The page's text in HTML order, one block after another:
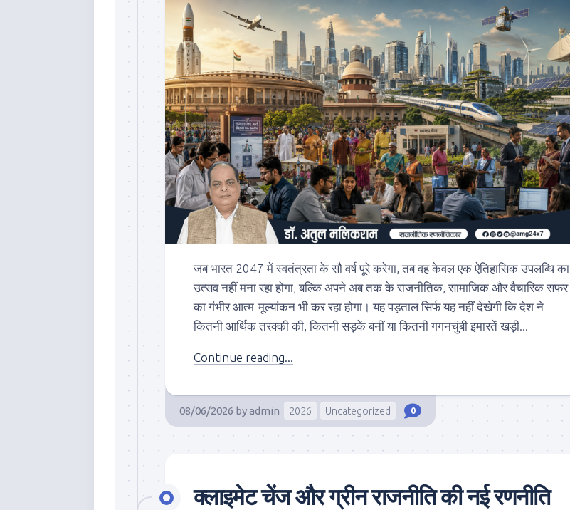
जब भारत 2047 में स्वतंत्रता के सौ वर्ष पूरे करेगा, तब वह केवल एक ऐतिहासिक उपलब्धि का
उत्सव नहीं मना रहा होगा, बल्कि अपने अब तक के राजनीतिक, सामाजिक और वैचारिक सफर
का गंभीर आत्म-मूल्यांकन भी कर रहा होगा। यह पड़ताल सिर्फ यह नहीं देखेगी कि देश ने
कितनी आर्थिक तरक्की की, कितनी सड़कें बनीं या कितनी गगनचुंबी इमारतें खड़ी...
Continue reading...
08/06/2026 byadmin 2026 Uncategorized 0
क्लाइमेट चेंज और ग्रीन राजनीति की नई रणनीति